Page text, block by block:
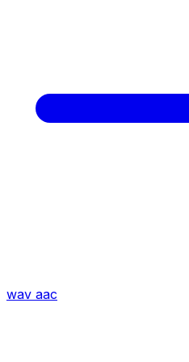
wav aac